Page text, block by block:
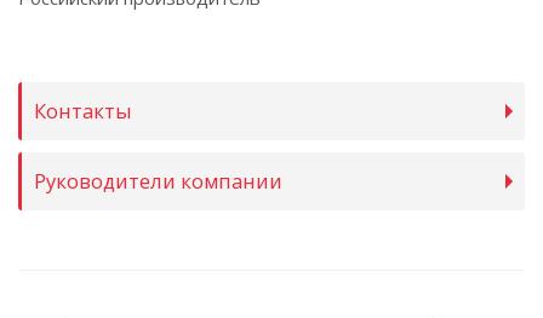
Контакты
Руководители компании